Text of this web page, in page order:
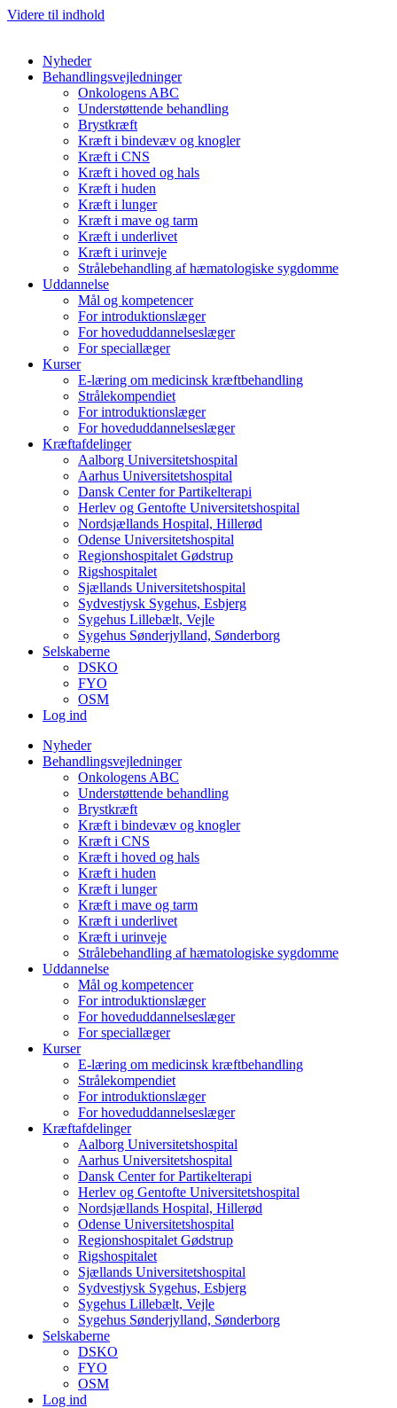
Videre til indhold
Nyheder
Behandlingsvejledninger
Onkologens ABC
Understøttende behandling
Brystkræft
Kræft i bindevæv og knogler
Kræft i CNS
Kræft i hoved og hals
Kræft i huden
Kræft i lunger
Kræft i mave og tarm
Kræft i underlivet
Kræft i urinveje
Strålebehandling af hæmatologiske sygdomme
Uddannelse
Mål og kompetencer
For introduktionslæger
For hoveduddannelseslæger
For speciallæger
Kurser
E-læring om medicinsk kræftbehandling
Strålekompendiet
For introduktionslæger
For hoveduddannelseslæger
Kræftafdelinger
Aalborg Universitetshospital
Aarhus Universitetshospital
Dansk Center for Partikelterapi
Herlev og Gentofte Universitetshospital
Nordsjællands Hospital, Hillerød
Odense Universitetshospital
Regionshospitalet Gødstrup
Rigshospitalet
Sjællands Universitetshospital
Sydvestjysk Sygehus, Esbjerg
Sygehus Lillebælt, Vejle
Sygehus Sønderjylland, Sønderborg
Selskaberne
DSKO
FYO
OSM
Log ind
Nyheder
Behandlingsvejledninger
Onkologens ABC
Understøttende behandling
Brystkræft
Kræft i bindevæv og knogler
Kræft i CNS
Kræft i hoved og hals
Kræft i huden
Kræft i lunger
Kræft i mave og tarm
Kræft i underlivet
Kræft i urinveje
Strålebehandling af hæmatologiske sygdomme
Uddannelse
Mål og kompetencer
For introduktionslæger
For hoveduddannelseslæger
For speciallæger
Kurser
E-læring om medicinsk kræftbehandling
Strålekompendiet
For introduktionslæger
For hoveduddannelseslæger
Kræftafdelinger
Aalborg Universitetshospital
Aarhus Universitetshospital
Dansk Center for Partikelterapi
Herlev og Gentofte Universitetshospital
Nordsjællands Hospital, Hillerød
Odense Universitetshospital
Regionshospitalet Gødstrup
Rigshospitalet
Sjællands Universitetshospital
Sydvestjysk Sygehus, Esbjerg
Sygehus Lillebælt, Vejle
Sygehus Sønderjylland, Sønderborg
Selskaberne
DSKO
FYO
OSM
Log ind